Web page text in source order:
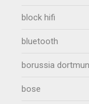
block hifi
bluetooth
borussia
bose